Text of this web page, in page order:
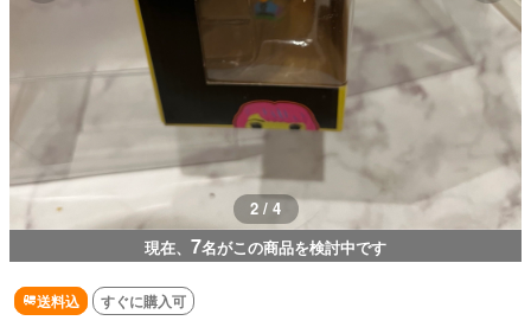
2 / 4
現在、 7名がこの商品を検討中です
送料込 すぐに購入可